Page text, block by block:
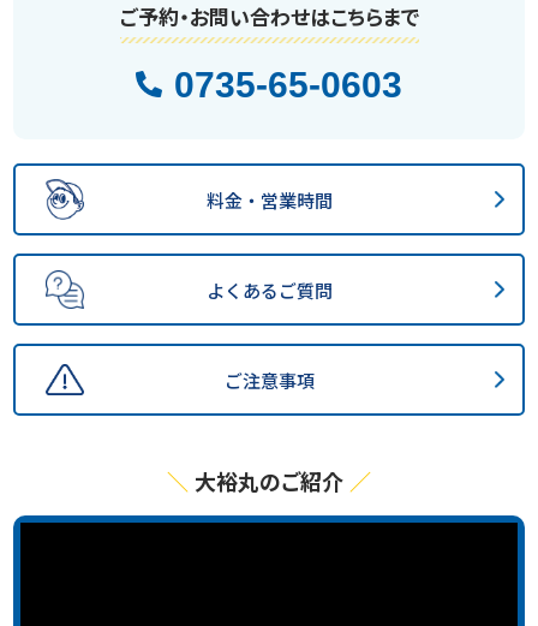
ご予約・お問い合わせはこちらまで
0735-65-0603
料金・営業時間
よくあるご質問
ご注意事項
大裕丸のご紹介